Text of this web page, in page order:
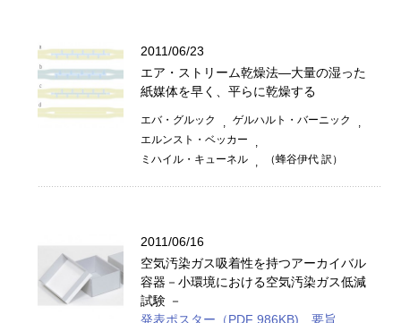
2011/06/23
エア・ストリーム乾燥法―大量の湿った
紙媒体を早く、平らに乾燥する
エバ・グルック
ゲルハルト・バーニック
エルンスト・ベッカー
ミハイル・キューネル
（蜂谷伊代 訳）
2011/06/16
空気汚染ガス吸着性を持つアーカイバル
容器－小環境における空気汚染ガス低減
試験 －
発表ポスター（PDF 986KB)
要旨